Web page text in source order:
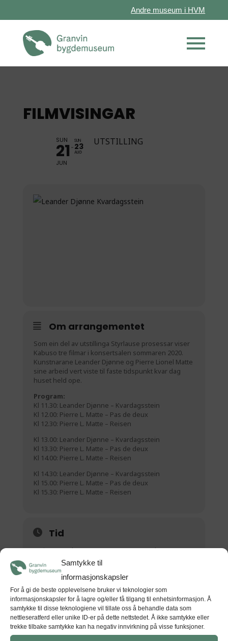
Samtykke til
informasjonskapsler
For å gi de beste opplevelsene bruker vi teknologier som
informasjonskapsler for å lagre og/eller få tilgang til enhetsinformasjon. Å
samtykke til disse teknologiene vil tillate oss å behandle data som
nettleseratferd eller unike ID-er på dette nettstedet. Å ikke samtykke eller
trekke tilbake samtykke kan ha negativ innvirkning på visse funksjoner.
Andre museum i HVM
FILMVISINGAR
SUN
21
JUN
SUN
23
AUG
UTSTILLING
Om arrangementet
Som ein del av utstillinga Styrlause prosessar viser
Kabuso tre filmar i konsertsalen sommaren 2020.
Kunstnarane Leander Djønne og Pierre Lionel Matte
sine arbeid vert viste til faste tidspunkt kvar dag
huset held ope.
Program:
Kl 11.30: Leander Djønne – Kvardagsstein
Kl 12.00: Pierre L. Matte – Pas de deux
Kl 12.30: Pierre L. Matte – Reisen
Kl 13.00: Leander Djønne – Kvardagsstein
Kl 13.30: Pierre L. Matte – Pas de deux
Kl 14.00: Pierre L. Matte – Reisen
Kl 14.30: Leander Djønne – Kvardagsstein
Kl 15.00: Pierre L. Matte – Pas de deux
Kl 15.30: Pierre L. Matte – Reisen
Tid
Juni 21 (Sundag) 00:00 - August 23 (Sundag) 00:00
(GMT+00:00)
STAD
Kunsthuset Kabuso
Hardangerfjordvegen 626, 5610 Øystese